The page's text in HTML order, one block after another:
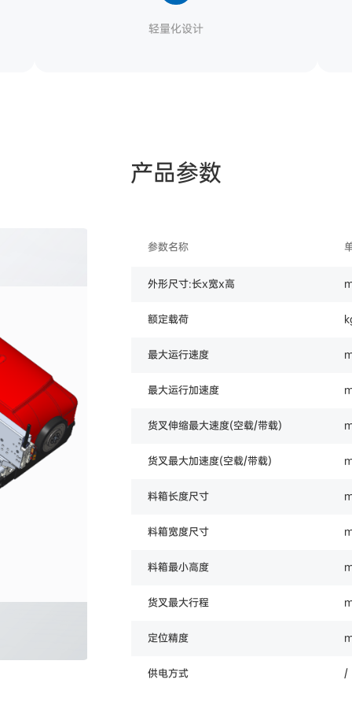
轻量化设计
产品参数
参数名称
外形尺寸:长x宽x高
额定载荷
最大运行速度
最大运行加速度
货叉伸缩最大速度(空载/带载)
货叉最大加速度(空载/带载)
料箱长度尺寸
料箱宽度尺寸
料箱最小高度
货叉最大行程
定位精度
供电方式 /